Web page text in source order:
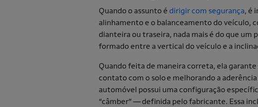
Quando o assunto é dirigir com segurança, é
alinhamento e o balanceamento do veículo,
dianteira ou traseira, nada mais é do que
formado entre a vertical do veículo e a
Quando feita de maneira correta, ela
contato com o solo e melhorando a
automóvel possui uma configuração
“câmber” — definida pelo fabricante. Essa